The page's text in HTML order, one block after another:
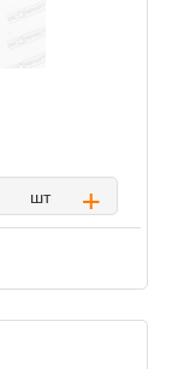
шт +